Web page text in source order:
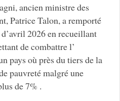
ancien ministre des
Patrice Talon, a remporté
2026 en recueillant
de combattre l’
pays où près du tiers de la
pauvreté malgré une
de 7% .